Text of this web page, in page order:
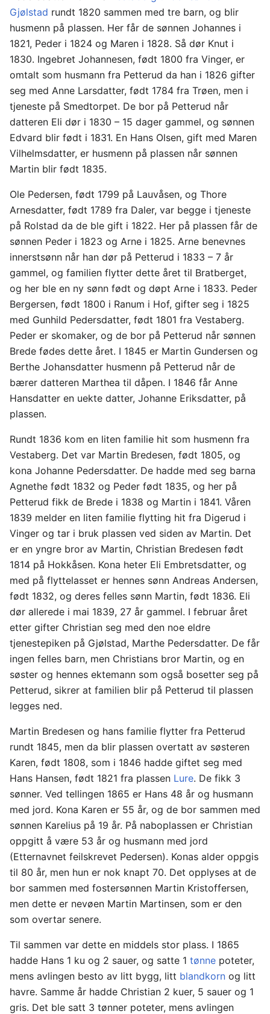
Gjølstad rundt 1820 sammen med tre barn, og blir
husmenn på plassen. Her får de sønnen Johannes i
1821, Peder i 1824 og Maren i 1828. Så dør Knut i
1830. Ingebret Johannesen, født 1800 fra Vinger, er
omtalt som husmann fra Petterud da han i 1826 gifter
seg med Anne Larsdatter, født 1784 fra Trøen, men i
tjeneste på Smedtorpet. De bor på Petterud når
datteren Eli dør i 1830 – 15 dager gammel, og sønnen
Edvard blir født i 1831. En Hans Olsen, gift med Maren
Vilhelmsdatter, er husmenn på plassen når sønnen
Martin blir født 1835.
Ole Pedersen, født 1799 på Lauvåsen, og Thore
Arnesdatter, født 1789 fra Daler, var begge i tjeneste
på Rolstad da de ble gift i 1822. Her på plassen får de
sønnen Peder i 1823 og Arne i 1825. Arne benevnes
innerstsønn når han dør på Petterud i 1833 – 7 år
gammel, og familien flytter dette året til Bratberget,
og her ble en ny sønn født og døpt Arne i 1833. Peder
Bergersen, født 1800 i Ranum i Hof, gifter seg i 1825
med Gunhild Pedersdatter, født 1801 fra Vestaberg.
Peder er skomaker, og de bor på Petterud når sønnen
Brede fødes dette året. I 1845 er Martin Gundersen og
Berthe Johansdatter husmenn på Petterud når de
bærer datteren Marthea til dåpen. I 1846 får Anne
Hansdatter en uekte datter, Johanne Eriksdatter, på
plassen.
Rundt 1836 kom en liten familie hit som husmenn fra
Vestaberg. Det var Martin Bredesen, født 1805, og
kona Johanne Pedersdatter. De hadde med seg barna
Agnethe født 1832 og Peder født 1835, og her på
Petterud fikk de Brede i 1838 og Martin i 1841. Våren
1839 melder en liten familie flytting hit fra Digerud i
Vinger og tar i bruk plassen ved siden av Martin. Det
er en yngre bror av Martin, Christian Bredesen født
1814 på Hokkåsen. Kona heter Eli Embretsdatter, og
med på flyttelasset er hennes sønn Andreas Andersen,
født 1832, og deres felles sønn Martin, født 1836. Eli
dør allerede i mai 1839, 27 år gammel. I februar året
etter gifter Christian seg med den noe eldre
tjenestepiken på Gjølstad, Marthe Pedersdatter. De får
ingen felles barn, men Christians bror Martin, og en
søster og hennes ektemann som også bosetter seg på
Petterud, sikrer at familien blir på Petterud til plassen
legges ned.
Martin Bredesen og hans familie flytter fra Petterud
rundt 1845, men da blir plassen overtatt av søsteren
Karen, født 1808, som i 1846 hadde giftet seg med
Hans Hansen, født 1821 fra plassen Lure. De fikk 3
sønner. Ved tellingen 1865 er Hans 48 år og husmann
med jord. Kona Karen er 55 år, og de bor sammen med
sønnen Karelius på 19 år. På naboplassen er Christian
oppgitt å være 53 år og husmann med jord
(Etternavnet feilskrevet Pedersen). Konas alder oppgis
til 80 år, men hun er nok knapt 70. Det opplyses at de
bor sammen med fostersønnen Martin Kristoffersen,
men dette er nevøen Martin Martinsen, som er den
som overtar senere.
Til sammen var dette en middels stor plass. I 1865
hadde Hans 1 ku og 2 sauer, og satte 1 tønne poteter,
mens avlingen besto av litt bygg, litt blandkorn og litt
havre. Samme år hadde Christian 2 kuer, 5 sauer og 1
gris. Det ble satt 3 tønner poteter, mens avlingen